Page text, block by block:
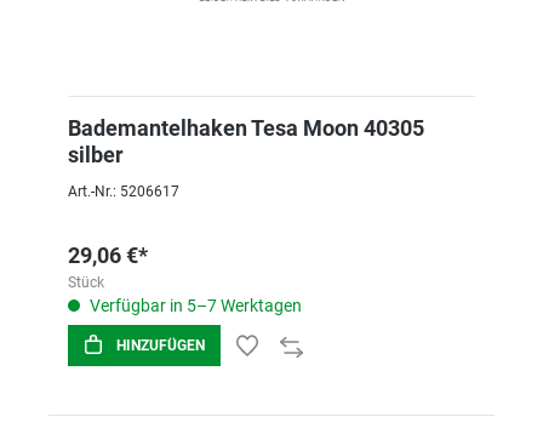
Bademantelhaken Tesa Moon 40305
silber
Art.-Nr.: 5206617
29,06 €*
Stück
Verfügbar in 5–7 Werktagen
HINZUFÜGEN